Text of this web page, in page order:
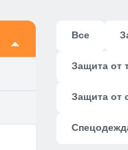
🞃
Все
Защита от
Защита от